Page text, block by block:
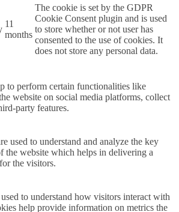
11
months
The cookie is set by the GDPR
Cookie Consent plugin and is used
to store whether or not user has
consented to the use of cookies. It
does not store any personal data.
to perform certain functionalities like
website on social media platforms, collect
party features.
used to understand and analyze the key
the website which helps in delivering a
the visitors.
to understand how visitors interact with
help provide information on metrics the